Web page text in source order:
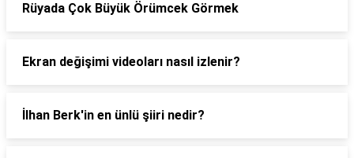
Rüyada Çok Büyük Örümcek Görmek
Ekran değişimi videoları nasıl izlenir?
İlhan Berk'in en ünlü şiiri nedir?